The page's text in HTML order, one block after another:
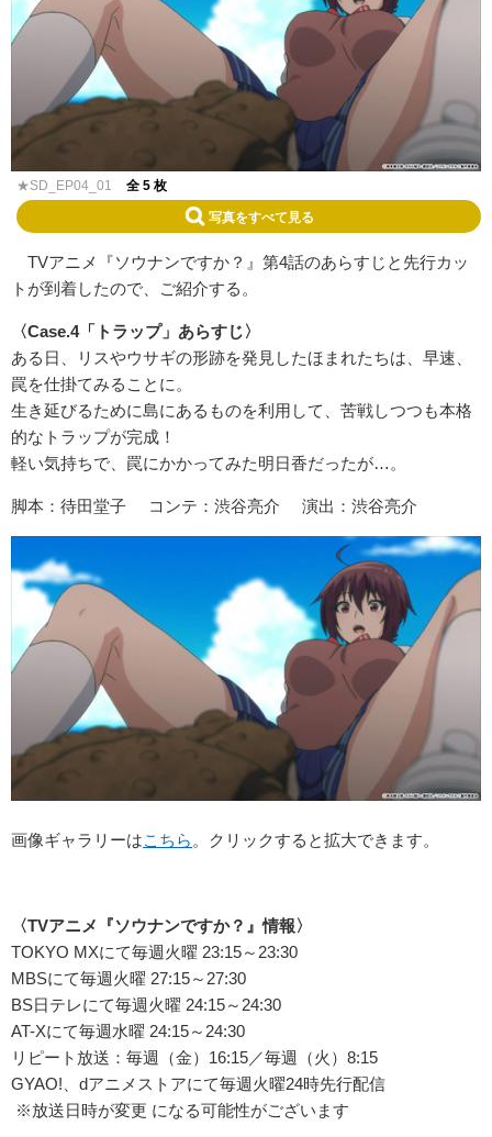
★SD_EP04_01 全 5 枚
写真をすべて見る
TVアニメ『ソウナンですか？』第4話のあらすじと先行カッ
トが到着したので、ご紹介する。
〈Case.4「トラップ」あらすじ〉
ある日、リスやウサギの形跡を発見したほまれたちは、早速、
罠を仕掛てみることに。
生き延びるために島にあるものを利用して、苦戦しつつも本格
的なトラップが完成！
軽い気持ちで、罠にかかってみた明日香だったが…。
脚本：待田堂子 コンテ：渋谷亮介 演出：渋谷亮介
画像ギャラリーはこちら 。クリックすると拡大できます。
〈TVアニメ『ソウナンですか？』情報〉
TOKYO MXにて毎週火曜 23:15～23:30
MBSにて毎週火曜 27:15～27:30
BS日テレにて毎週火曜 24:15～24:30
AT-Xにて毎週水曜 24:15～24:30
リピート放送：毎週（金）16:15／毎週（火）8:15
GYAO!、dアニメストアにて毎週火曜24時先行配信
※放送日時が変更 になる可能性がございます